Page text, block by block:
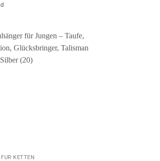
KETTEN